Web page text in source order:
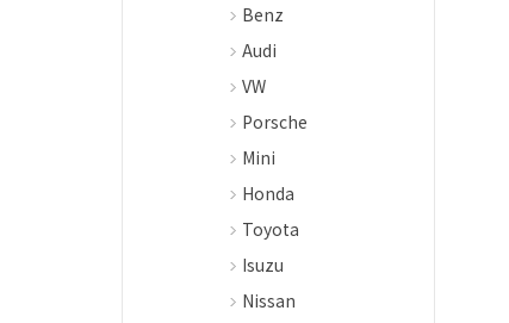
Benz
Audi
VW
Porsche
Mini
Honda
Toyota
Isuzu
Nissan